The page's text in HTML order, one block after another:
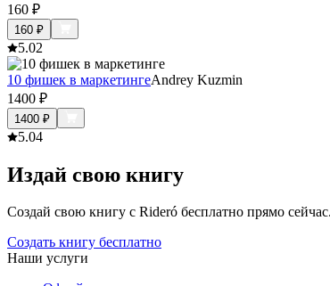
160 ₽
160 ₽
5.02
10 фишек в маркетингеAndrey Kuzmin
1400 ₽
1400 ₽
5.04
Издай свою книгу
Создай свою книгу с Rideró бесплатно прямо
Создать книгу бесплатно
Наши услуги